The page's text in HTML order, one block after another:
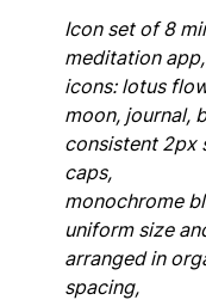
Icon set of 8
meditation app,
icons: lotus
moon, journal,
consistent 2px
caps,
monochrome
uniform size
arranged in
spacing,